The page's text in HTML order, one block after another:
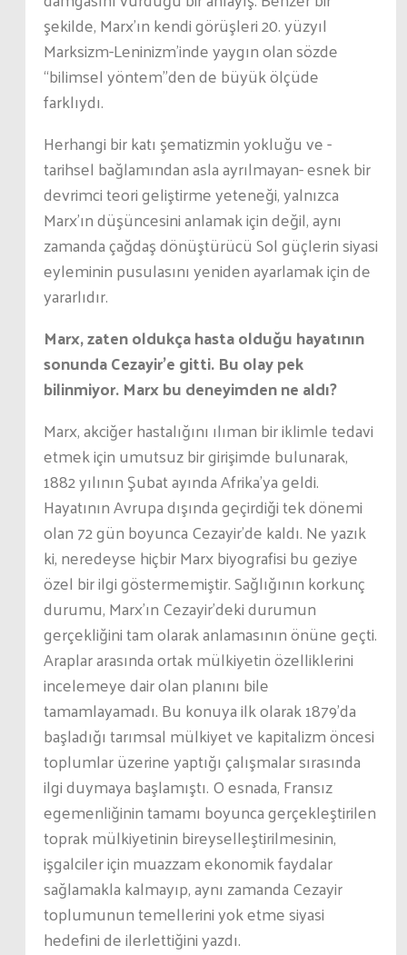
şekilde, Marx’ın kendi görüşleri 20. yüzyıl
Marksizm-Leninizm’inde yaygın olan sözde
“bilimsel yöntem”den de büyük ölçüde
farklıydı.
Herhangi bir katı şematizmin yokluğu ve -
tarihsel bağlamından asla ayrılmayan- esnek bir
devrimci teori geliştirme yeteneği, yalnızca
Marx’ın düşüncesini anlamak için değil, aynı
zamanda çağdaş dönüştürücü Sol güçlerin siyasi
eyleminin pusulasını yeniden ayarlamak için de
yararlıdır.
Marx, zaten oldukça hasta olduğu hayatının
sonunda Cezayir’e gitti. Bu olay pek
bilinmiyor. Marx bu deneyimden ne aldı?
Marx, akciğer hastalığını ılıman bir iklimle tedavi
etmek için umutsuz bir girişimde bulunarak,
1882 yılının Şubat ayında Afrika’ya geldi.
Hayatının Avrupa dışında geçirdiği tek dönemi
olan 72 gün boyunca Cezayir’de kaldı. Ne yazık
ki, neredeyse hiçbir Marx biyografisi bu geziye
özel bir ilgi göstermemiştir. Sağlığının korkunç
durumu, Marx’ın Cezayir’deki durumun
gerçekliğini tam olarak anlamasının önüne geçti.
Araplar arasında ortak mülkiyetin özelliklerini
incelemeye dair olan planını bile
tamamlayamadı. Bu konuya ilk olarak 1879’da
başladığı tarımsal mülkiyet ve kapitalizm öncesi
toplumlar üzerine yaptığı çalışmalar sırasında
ilgi duymaya başlamıştı. O esnada, Fransız
egemenliğinin tamamı boyunca gerçekleştirilen
toprak mülkiyetinin bireyselleştirilmesinin,
işgalciler için muazzam ekonomik faydalar
sağlamakla kalmayıp, aynı zamanda Cezayir
toplumunun temellerini yok etme siyasi
hedefini de ilerlettiğini yazdı.